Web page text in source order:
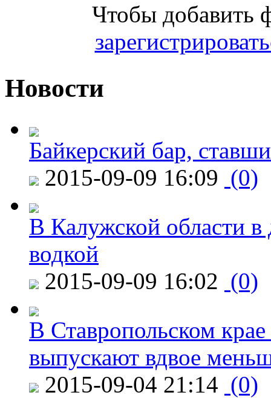
Чтобы добавить
Новости
Байкерский бар,
2015-09-09 16:09 (0)
В Калужской области в
водкой
2015-09-09 16:02 (0)
В Ставропольском
выпускают вдвое
2015-09-04 21:14 (0)